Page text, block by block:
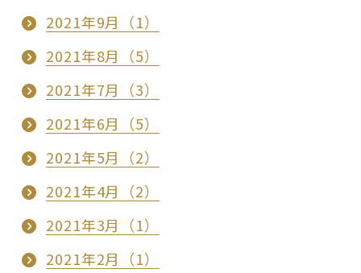
2021年9月（1）
2021年8月（5）
2021年7月（3）
2021年6月（5）
2021年5月（2）
2021年4月（2）
2021年3月（1）
2021年2月（1）